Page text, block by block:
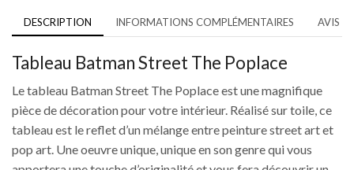
DESCRIPTION INFORMATIONS COMPLÉMENTAIRES AVIS (0)
Tableau Batman Street The Poplace
Le tableau Batman Street The Poplace est une magnifique
pièce de décoration pour votre intérieur. Réalisé sur toile, ce
tableau est le reflet d’un mélange entre peinture street art et
pop art. Une oeuvre unique, unique en son genre qui vous